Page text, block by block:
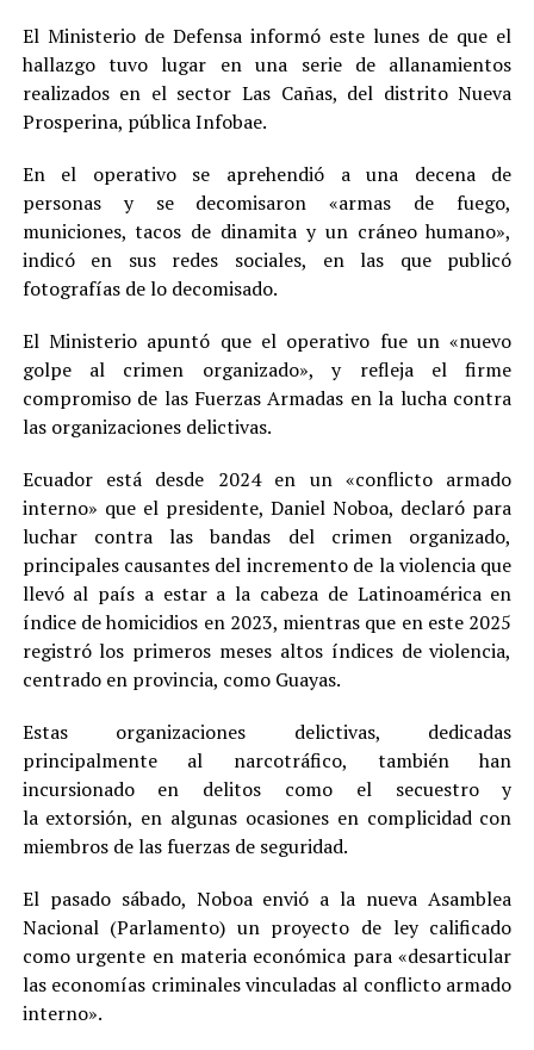
El Ministerio de Defensa informó este lunes de que el
hallazgo tuvo lugar en una serie de allanamientos
realizados en el sector Las Cañas, del distrito Nueva
Prosperina, pública Infobae.
En el operativo se aprehendió a una decena de
personas y se decomisaron «armas de fuego,
municiones, tacos de dinamita y un cráneo humano»,
indicó en sus redes sociales, en las que publicó
fotografías de lo decomisado.
El Ministerio apuntó que el operativo fue un «nuevo
golpe al crimen organizado», y refleja el firme
compromiso de las Fuerzas Armadas en la lucha contra
las organizaciones delictivas.
Ecuador está desde 2024 en un «conflicto armado
interno» que el presidente, Daniel Noboa, declaró para
luchar contra las bandas del crimen organizado,
principales causantes del incremento de la violencia que
llevó al país a estar a la cabeza de Latinoamérica en
índice de homicidios en 2023, mientras que en este 2025
registró los primeros meses altos índices de violencia,
centrado en provincia, como Guayas.
Estas organizaciones delictivas, dedicadas
principalmente al narcotráfico, también han
incursionado en delitos como el secuestro y
la extorsión, en algunas ocasiones en complicidad con
miembros de las fuerzas de seguridad.
El pasado sábado, Noboa envió a la nueva Asamblea
Nacional (Parlamento) un proyecto de ley calificado
como urgente en materia económica para «desarticular
las economías criminales vinculadas al conflicto armado
interno».